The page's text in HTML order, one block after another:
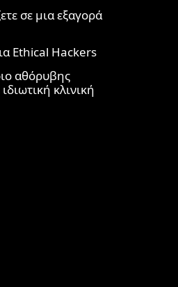
σε μια εξαγορά
Ethical Hackers
αθόρυβης
κλινική